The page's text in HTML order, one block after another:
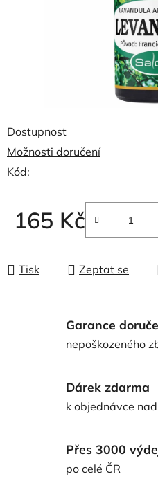
Dostupnost
Možnosti doručení
Kód:
165 Kč
Tisk Zeptat se
Garance
nepoškozeného
Dárek zdarma
k objednávce
Přes 3000
po celé ČR